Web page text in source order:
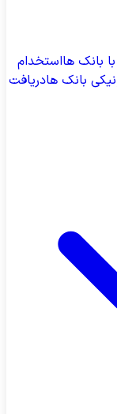
بانک هااستخدام
بانک هادریافت